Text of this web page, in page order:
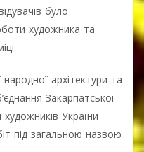
було
художника та
архітектури та
Закарпатської
художників України
під загальною назвою